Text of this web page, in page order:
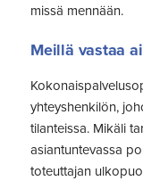
missä mennään.
Meillä vastaa
yhteyshenkilön,
tilanteissa. Mikäli
asiantuntevassa
toteuttajan